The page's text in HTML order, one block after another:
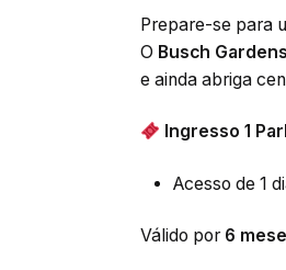
Prepare-se para
O Busch Gardens
e ainda abriga
Ingresso 1
Acesso de 1
Válido por 6